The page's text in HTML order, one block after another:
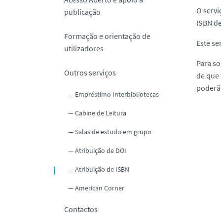
publicação
Formação e orientação de
utilizadores
Outros serviços
Empréstimo Interbibliotecas
Cabine de Leitura
Salas de estudo em grupo
Atribuição de DOI
Atribuição de ISBN
American Corner
Contactos
O
ISBN
Este
Para
de que